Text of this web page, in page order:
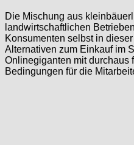
Die Mischung aus
landwirtschaftlichen
Konsumenten selbst in
Alternativen zum Einkauf im
Onlinegiganten mit durchaus
Bedingungen für die